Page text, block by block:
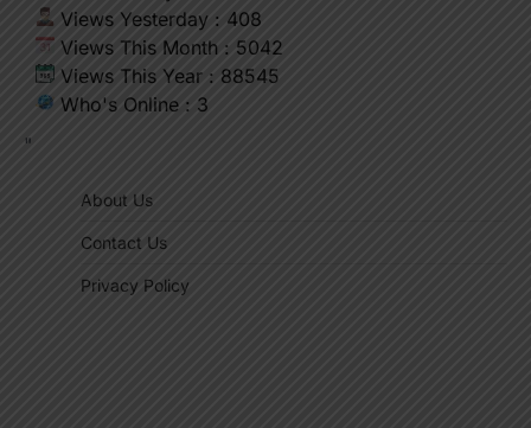
Views Yesterday : 408
Views This Month : 5042
Views This Year : 88545
Who's Online : 3
"
About Us
Contact Us
Privacy Policy